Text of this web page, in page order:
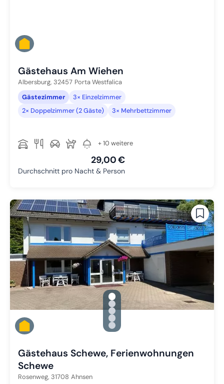
Gästehaus Am Wiehen
Albersburg, 32457 Porta Westfalica
Gästezimmer
3× Einzelzimmer
2× Doppelzimmer (2 Gäste)
3× Mehrbettzimmer
+ 10 weitere
29,00 €
Durchschnitt pro Nacht & Person
gallery.slide_selector
Zu Slide 1 wechseln
Zu Slide 2 wechseln
Zu Slide 3 wechseln
Zu Slide 4 wechseln
Zu Slide 5 wechseln
Gästehaus Schewe, Ferienwohnungen
Schewe
Rosenweg, 31708 Ahnsen